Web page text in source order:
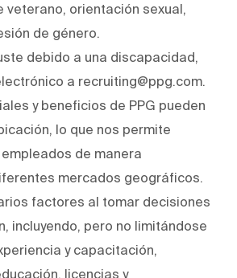
veterano, orientación sexual,
de género.
debido a una discapacidad,
a recruiting@ppg.com.
y beneficios de PPG pueden
lo que nos permite
de manera
mercados geográficos.
factores al tomar decisiones
incluyendo, pero no limitándose
y capacitación,
licencias y